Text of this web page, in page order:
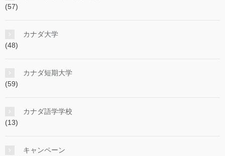
(57)
カナダ大学
(48)
カナダ短期大学
(59)
カナダ語学学校
(13)
キャンペーン